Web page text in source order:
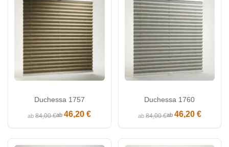
Duchessa 1757
ab84,00 €ab46,20 €
Duchessa 1760
ab84,00 €ab 46,20 €